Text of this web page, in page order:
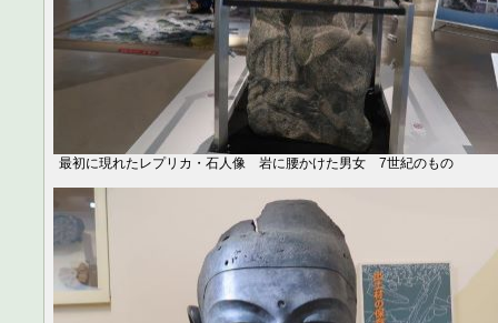
最初に現れたレプリカ・石人像 岩に腰かけた男女 7世紀のもの